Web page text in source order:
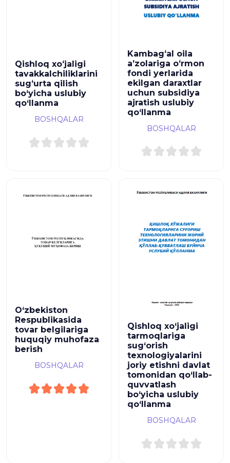
Qishloq xoʻjaligi
tavakkalchiliklarini
sugʻurta qilish
bo‘yicha uslubiy
qo‘llanma
BOSHQALAR
Kambagʻal oila
aʼzolariga oʻrmon
fondi yerlarida
ekilgan daraxtlar
uchun subsidiya
ajratish uslubiy
qo‘llanma
BOSHQALAR
O‘zbekiston
Respublikasida
tovar belgilariga
huquqiy muhofaza
berish
BOSHQALAR
Qishloq xo‘jaligi
tarmoqlariga
sug‘orish
texnologiyalarini
joriy etishni davlat
tomonidan qo‘llab-
quvvatlash
bo‘yicha uslubiy
qo‘llanma
BOSHQALAR